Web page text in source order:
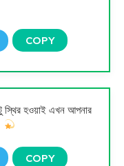
স্থির হওয়াই এখন আপনার